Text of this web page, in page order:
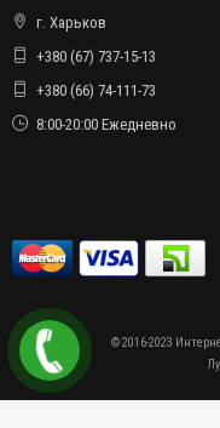
г. Харьков
+380 (67) 737-15-13
+380 (66) 74-111-73
8:00-20:00 Ежедневно
© 2016-2023